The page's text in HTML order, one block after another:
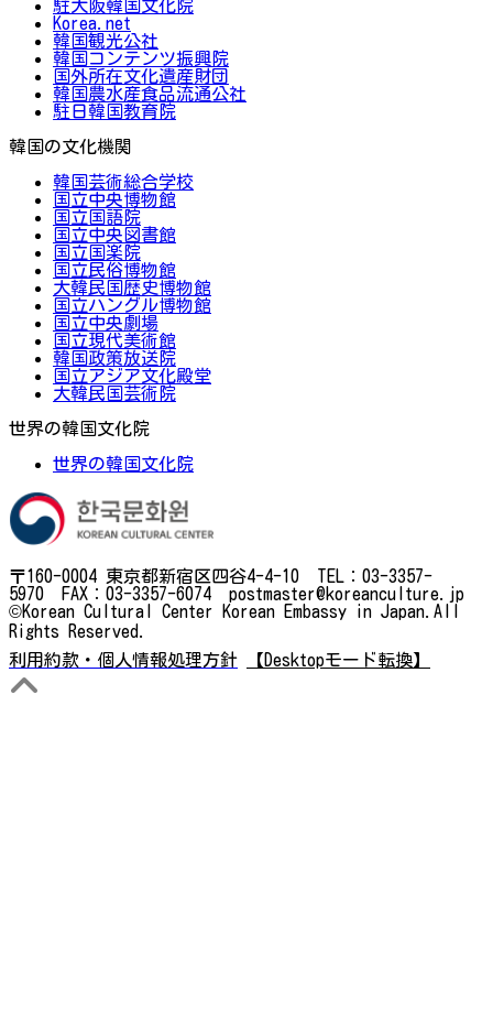
駐大阪韓国文化院
Korea.net
韓国観光公社
韓国コンテンツ振興院
国外所在文化遺産財団
韓国農水産食品流通公社
駐日韓国教育院
韓国の文化機関
韓国芸術総合学校
国立中央博物館
国立国語院
国立中央図書館
国立国楽院
国立民俗博物館
大韓民国歴史博物館
国立ハングル博物館
国立中央劇場
国立現代美術館
韓国政策放送院
国立アジア文化殿堂
大韓民国芸術院
世界の韓国文化院
世界の韓国文化院
〒160-0004 東京都新宿区四谷4-4-10 TEL：03-3357-
5970 FAX：03-3357-6074 postmaster@koreanculture.jp
©Korean Cultural Center Korean Embassy in Japan.All
Rights Reserved.
利用約款・個人情報処理方針
【Desktopモード転換】